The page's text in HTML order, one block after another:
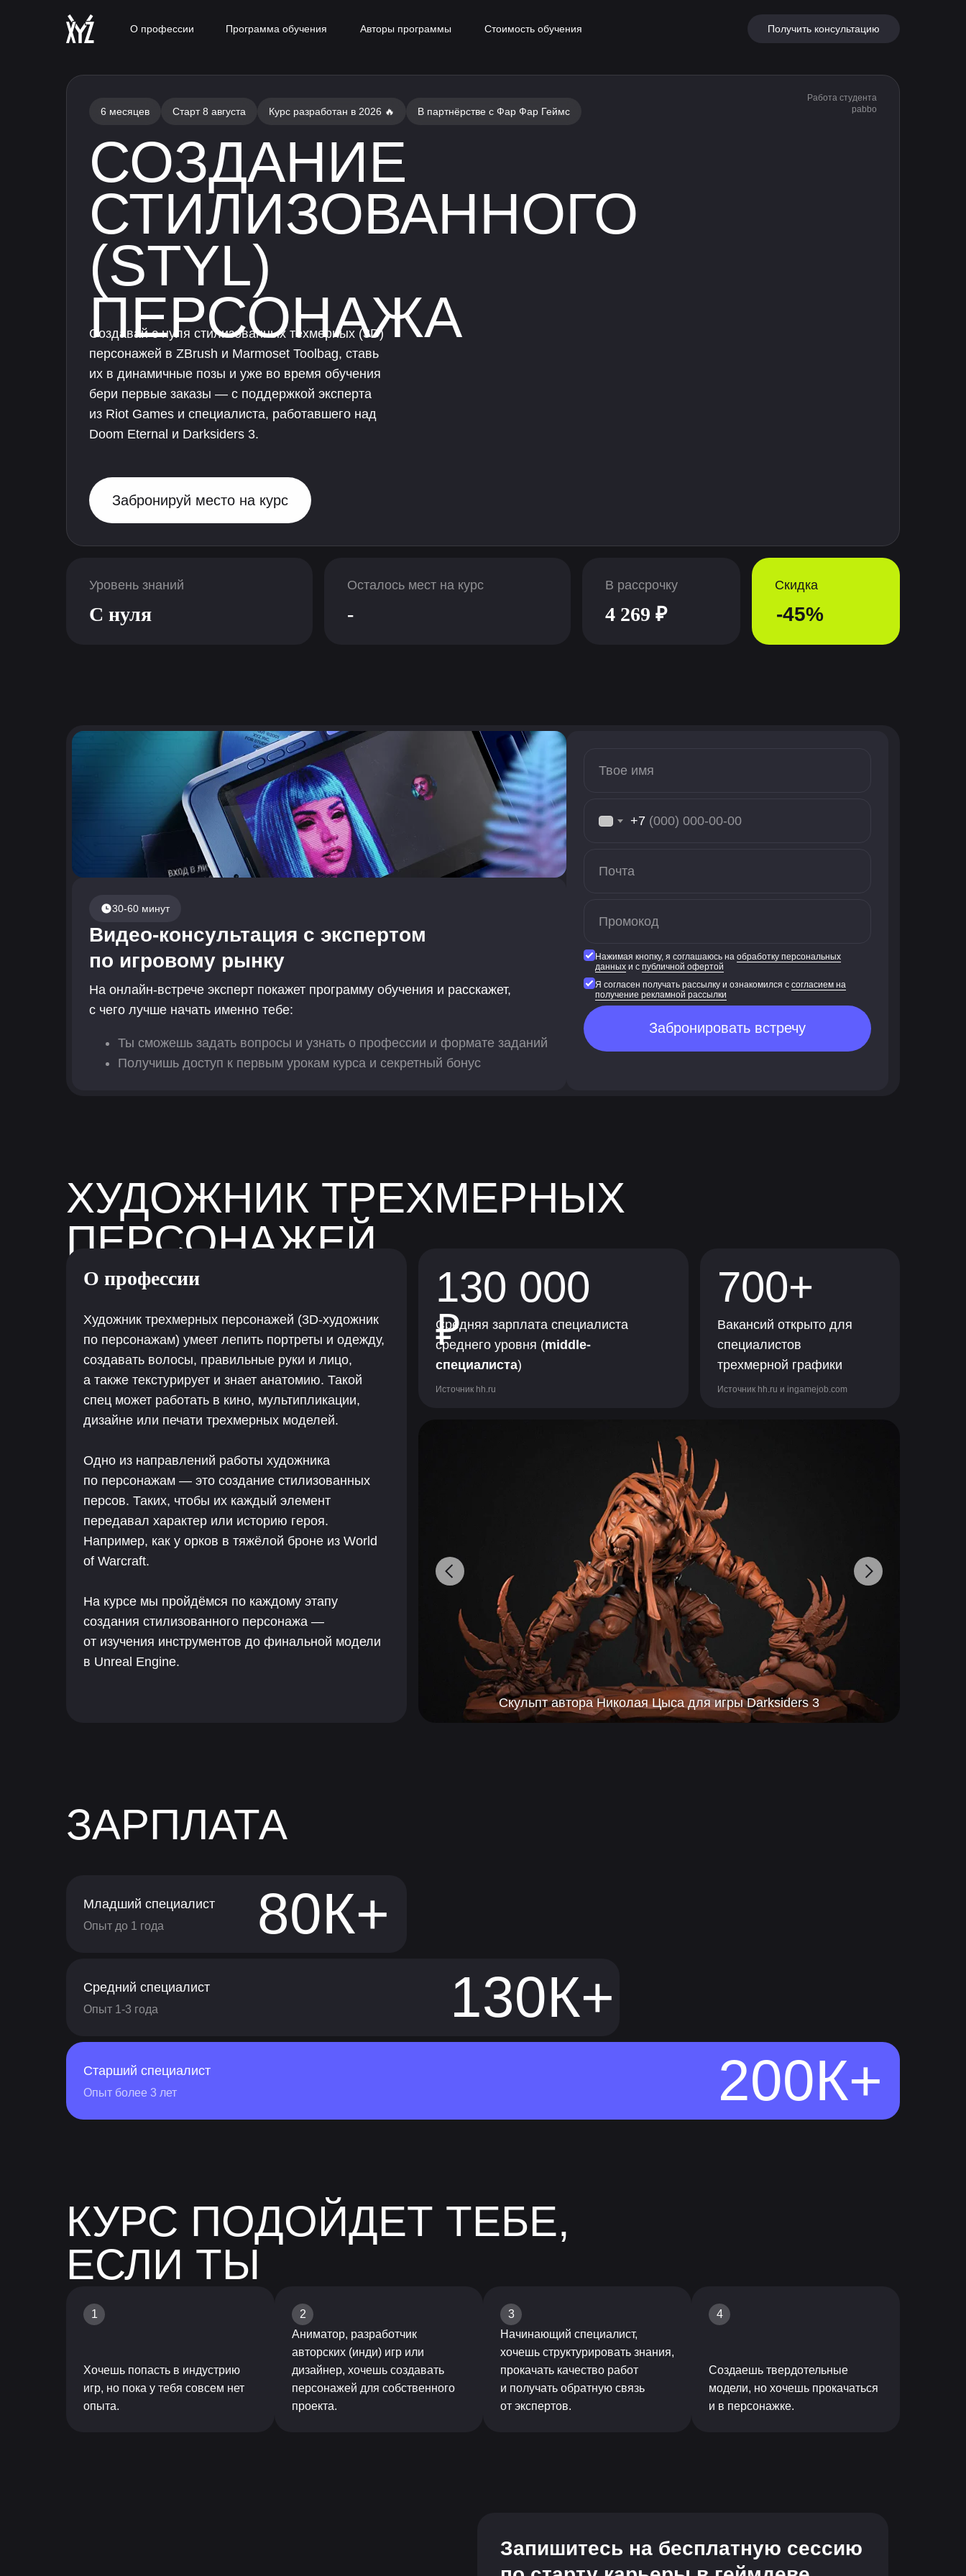
Все курсы Консультация с экспертом
Личный кабинет
О профессии Программа обучения Авторы программы Стоимость обучения Получить консультацию
Создавай с нуля стилизованных техмерных (3D)
персонажей в ZBrush и Marmoset Toolbag, ставь
их в динамичные позы и уже во время обучения
бери первые заказы — с поддержкой эксперта
из Riot Games и специалиста, работавшего над
Doom Eternal и Darksiders 3.
СОЗДАНИЕ
СТИЛИЗОВАННОГО
(STYL)
ПЕРСОНАЖА
6 месяцев Старт8 августа Курс разработан в 2026 🔥 В партнёрстве с Фар Фар Геймс
Забронируй место на курс
Работа студента
pabbo
С нуля
Уровень знаний
-
Осталось мест на курс
4 269 ₽
В рассрочку
-45%
Скидка
30-60 минут
Видео-консультация с экспертом
по игровому рынку
На онлайн-встрече эксперт покажет программу обучения и расскажет,
с чего лучше начать именно тебе:
Ты сможешь задать вопросы и узнать о профессии и формате заданий
Получишь доступ к первым урокам курса и секретный бонус
+7
Нажимая кнопку, я соглашаюсь на обработку персональных
данных и с публичной офертой
Я согласен получать рассылку и ознакомился с согласием на
получение рекламной рассылки
Забронировать встречу
ХУДОЖНИК ТРЕХМЕРНЫХ
ПЕРСОНАЖЕЙ
Источник hh.ru и ingamejob.com
О профессии
Художник трехмерных персонажей (3D-художник
по персонажам) умеет лепить портреты и одежду,
создавать волосы, правильные руки и лицо,
а также текстурирует и знает анатомию. Такой
спец может работать в кино, мультипликации,
дизайне или печати трехмерных моделей.
Одно из направлений работы художника
по персонажам — это создание стилизованных
персов. Таких, чтобы их каждый элемент
передавал характер или историю героя.
Например, как у орков в тяжёлой броне из World
of Warcraft.
На курсе мы пройдёмся по каждому этапу
создания стилизованного персонажа —
от изучения инструментов до финальной модели
в Unreal Engine.
130 000
₽
700+
Средняя зарплата специалиста
среднего уровня (middle-
специалиста)
Вакансий открыто для
специалистов
трехмерной графики
Скульпт автора Николая Цыса для игры Darksiders 3
Источник hh.ru
ЗАРПЛАТА
Младший специалист 80К+
Опыт до 1 года
Средний специалист 130К+
Опыт 1-3 года
Старший специалист 200К+
Опыт более 3 лет
КУРС ПОДОЙДЕТ ТЕБЕ,
ЕСЛИ ТЫ
1
Хочешь попасть в индустрию
игр, но пока у тебя совсем нет
опыта.
2
Аниматор, разработчик
авторских (инди) игр или
дизайнер, хочешь создавать
персонажей для собственного
проекта.
3
Начинающий специалист,
хочешь структурировать знания,
прокачать качество работ
и получать обратную связь
от экспертов.
4
Создаешь твердотельные
модели, но хочешь прокачаться
и в персонажке.
Запишитесь на бесплатную сессию